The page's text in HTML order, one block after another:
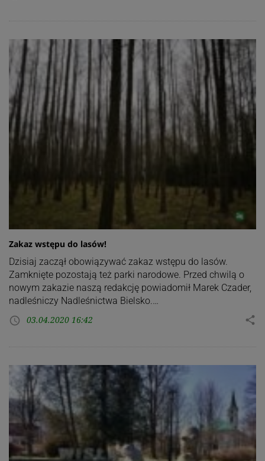
Zakaz wstępu do lasów!
Dzisiaj zaczął obowiązywać zakaz wstępu do lasów.
Zamknięte pozostają też parki narodowe. Przed chwilą o
nowym zakazie naszą redakcję powiadomił Marek Czader,
nadleśniczy Nadleśnictwa Bielsko.…
access_time 03.04.2020 16:42 share